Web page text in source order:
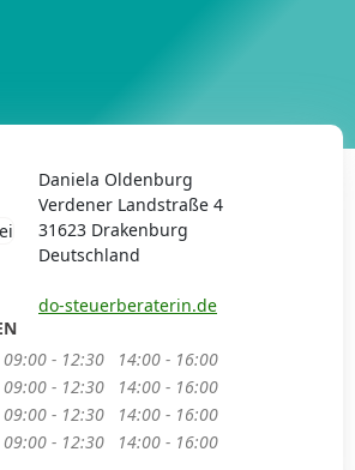
Daniela Oldenburg
Verdener Landstraße 4
31623 Drakenburg
Deutschland
do-steuerberaterin.de
09:00 - 12:30
14:00 - 16:00
09:00 - 12:30
14:00 - 16:00
09:00 - 12:30
14:00 - 16:00
09:00 - 12:30 14:00 - 16:00